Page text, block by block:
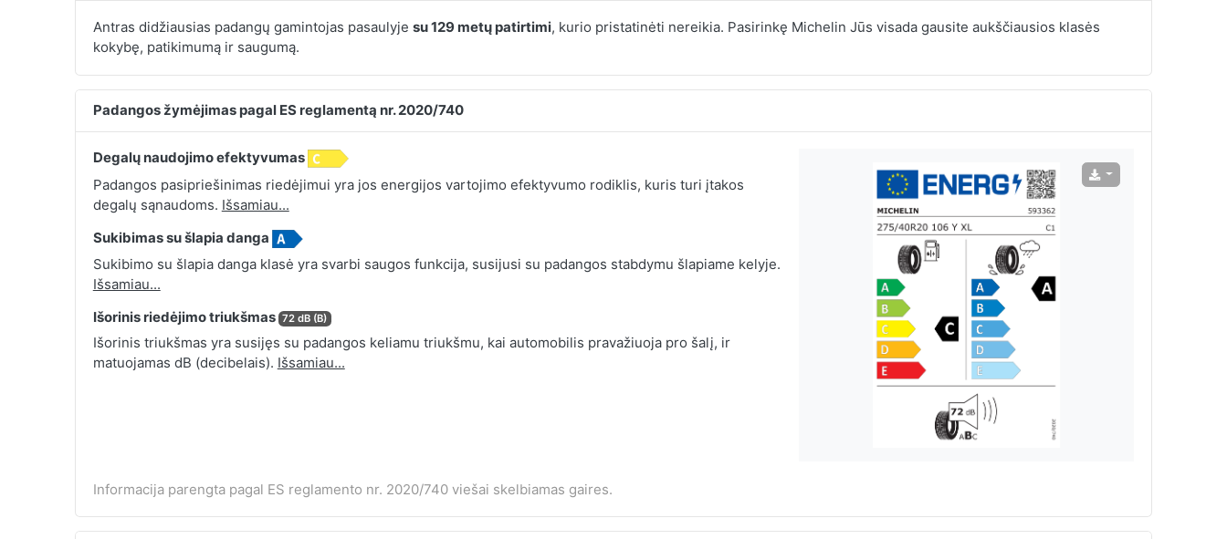
Antras didžiausias padangų gamintojas pasaulyje su 129 metų patirtimi, kurio pristatinėti nereikia. Pasirinkę Michelin Jūs visada gausite aukščiausios klasės
kokybę, patikimumą ir saugumą.
Padangos žymėjimas pagal ES reglamentą nr. 2020/740
Degalų naudojimo efektyvumas
Padangos pasipriešinimas riedėjimui yra jos energijos vartojimo efektyvumo rodiklis, kuris turi įtakos
degalų sąnaudoms. Išsamiau...
Sukibimas su šlapia danga
Sukibimo su šlapia danga klasė yra svarbi saugos funkcija, susijusi su padangos stabdymu šlapiame kelyje.
Išsamiau...
Išorinis riedėjimo triukšmas 72 dB (B)
Išorinis triukšmas yra susijęs su padangos keliamu triukšmu, kai automobilis pravažiuoja pro šalį, ir
matuojamas dB (decibelais). Išsamiau...
Informacija parengta pagal ES reglamento nr. 2020/740 viešai skelbiamas gaires.